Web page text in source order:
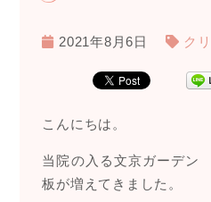
2021年8月6日 ク
こんにちは。
当院の入る文京ガーデン
板が増えてきました。